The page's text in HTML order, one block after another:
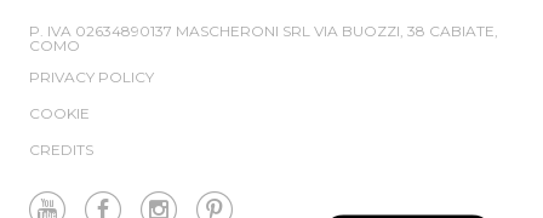
P. IVA 02634890137 MASCHERONI SRL VIA BUOZZI, 38 CABIATE,
COMO
PRIVACY POLICY
COOKIE
CREDITS